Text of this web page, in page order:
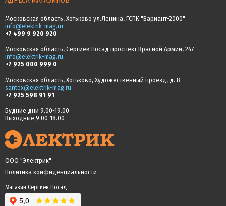
Московская область, Хотьково ул.Ленина, ГСПК "Вариант-2000"
info@elektrik-mag.ru
+7 499 9 920 920
Московская область, Сергиев Посад проспект Красной Армии, 247
info@elektrik-mag.ru
+7 925 000 999 0
Московская область, Хотьково, Художественный проезд, д. 8
santex@elektrik-mag.ru
+7 925 598 91 91
Будние дни 9.00-19.00
Выходные 9.00-18.00
ООО "Электрик"
Политика конфиденциальности
Магазин Сергиев Посад